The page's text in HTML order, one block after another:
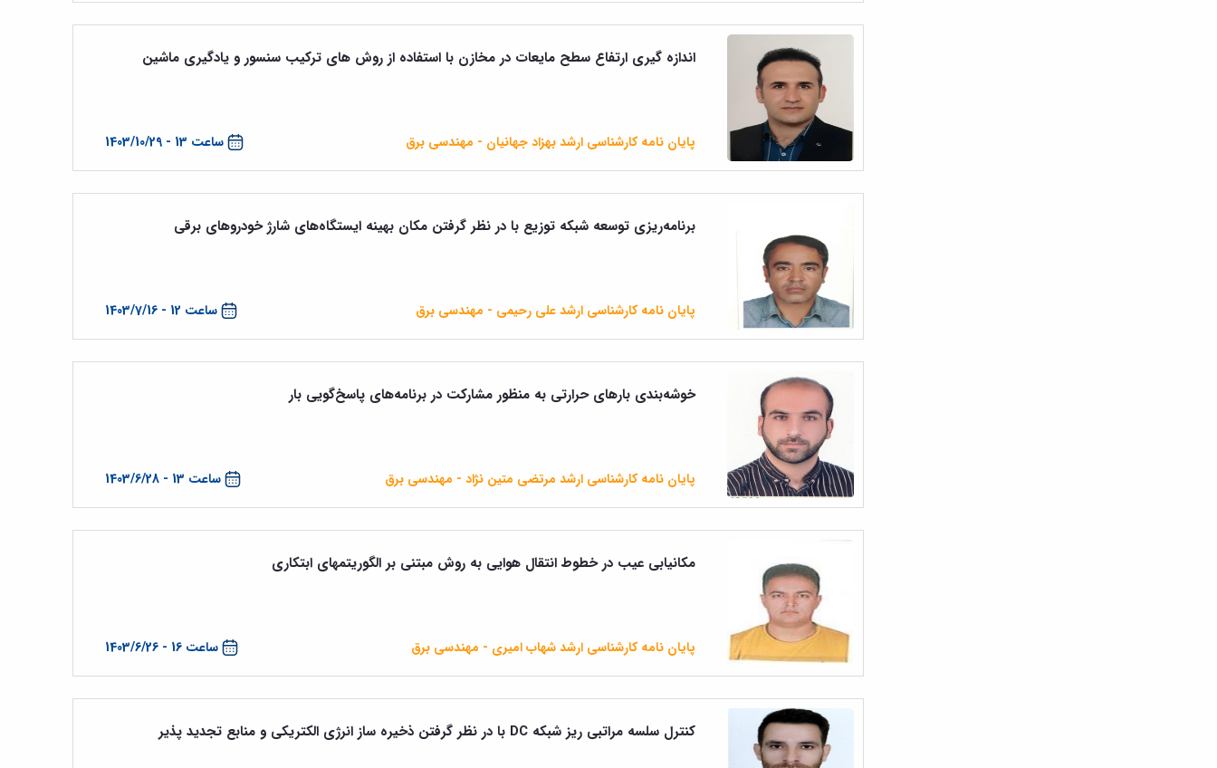
ساعت 13 - 1403/10/29
اندازه گیری ارتفاع سطح مایعات در مخازن با استفاده از روش های ترکیب سنسور و یادگیری ماشین
پایان نامه کارشناسی ارشد بهزاد جهانیان - مهندسی برق
ساعت 12 - 1403/7/16
برنامه‌ریزی توسعه شبکه توزیع با در نظر گرفتن مکان بهینه ایستگاه‌های شارژ خودروهای برقی
پایان نامه کارشناسی ارشد علی رحیمی - مهندسی برق
ساعت 13 - 1403/6/28
خوشه‌بندی بار‌های حرارتی به منظور مشارکت در برنامه‌‌های پاسخ‌گویی بار
پایان نامه کارشناسی ارشد مرتضی متین نژاد - مهندسی برق
ساعت 16 - 1403/6/26
مکانیابی عیب در خطوط انتقال هوایی به روش مبتنی بر الگوریتمهای ابتکاری
پایان نامه کارشناسی ارشد شهاب امیری - مهندسی برق
کنترل سلسه مراتبی ریز شبکه DC با در نظر گرفتن ذخیره ساز انرژی الکتریکی و منابع تجدید پذیر